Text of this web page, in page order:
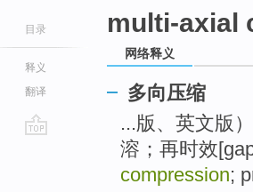
目录
释义
翻译
multi-axial
网络释义
多向压缩
...版、英文版
溶；再时效
compression;